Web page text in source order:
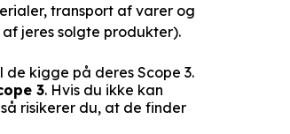
transport af varer og
jeres solgte produkter).
kigge på deres Scope 3.
3. Hvis du ikke kan
risikerer du, at de finder